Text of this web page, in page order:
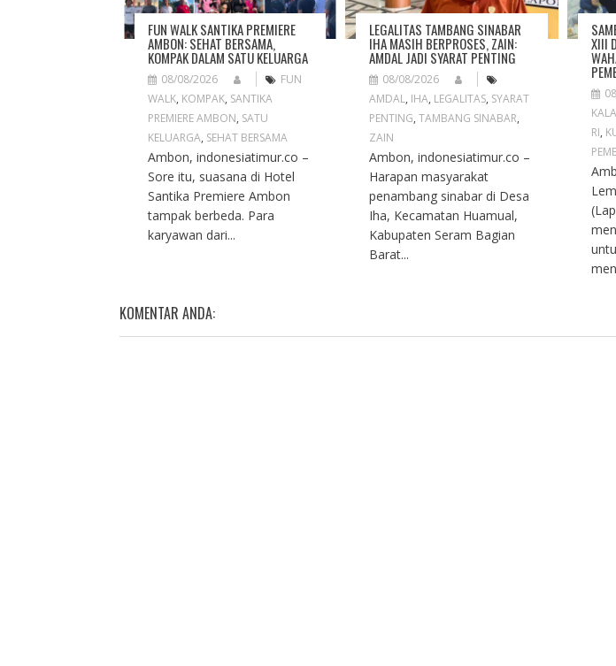
O
N
FUN WALK SANTIKA PREMIERE
AMBON: SEHAT BERSAMA,
KOMPAK DALAM SATU KELUARGA
08/08/2026
FUN
WALK, KOMPAK, SANTIKA
PREMIERE AMBON, SATU
KELUARGA, SEHAT BERSAMA
Ambon, indonesiatimur.co –
Sore itu, suasana di Hotel
Santika Premiere Ambon
tampak berbeda. Para
karyawan dari...
LEGALITAS TAMBANG SINABAR
IHA MASIH BERPROSES, ZAIN:
AMDAL JADI SYARAT PENTING
08/08/2026
AMDAL, IHA, LEGALITAS, SYARAT
PENTING,TAMBANG SINABAR,
ZAIN
Ambon, indonesiatimur.co –
Harapan masyarakat
penambang sinabar di Desa
Iha, Kecamatan Huamual,
Kabupaten Seram Bagian
Barat...
XIII
RI,
KOMENTAR ANDA: